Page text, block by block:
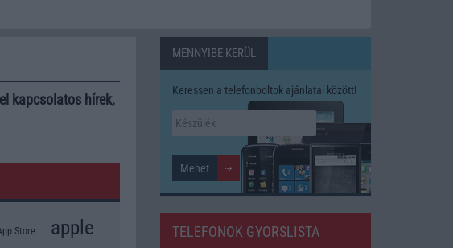
kapcsolatos hírek,
Store apple
MENNYIBE KERÜL
Keressen a telefonboltok ajánlatai között!
TELEFONOK GYORSLISTA